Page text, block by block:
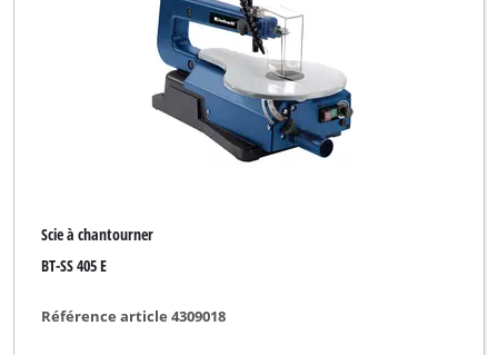
Scie à chantourner
BT-SS 405 E
Référence article 4309018